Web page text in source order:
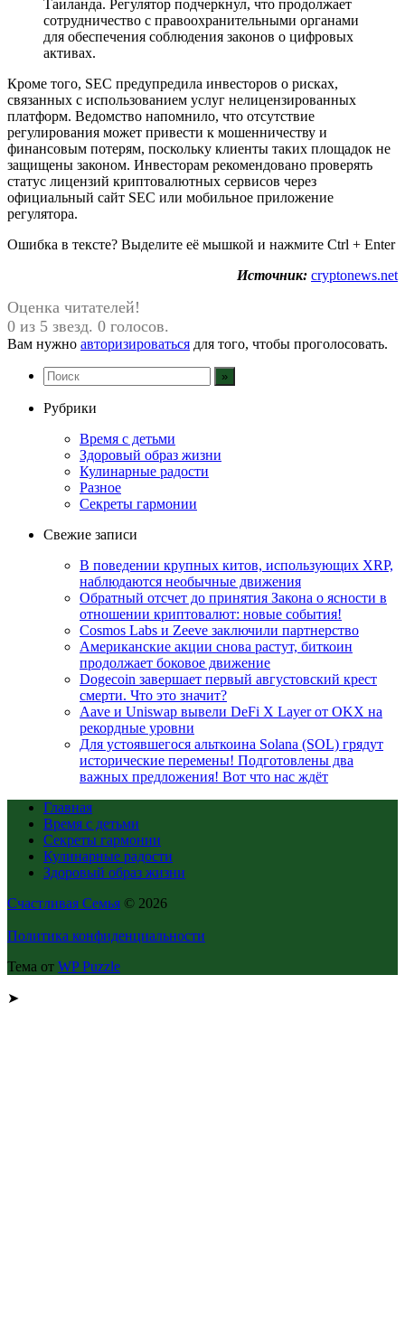
Таиланда. Регулятор подчеркнул, что продолжает
сотрудничество с правоохранительными органами
для обеспечения соблюдения законов о цифровых
активах.
Кроме того, SEC предупредила инвесторов о рисках,
связанных с использованием услуг нелицензированных
платформ. Ведомство напомнило, что отсутствие
регулирования может привести к мошенничеству и
финансовым потерям, поскольку клиенты таких площадок не
защищены законом. Инвесторам рекомендовано проверять
статус лицензий криптовалютных сервисов через
официальный сайт SEC или мобильное приложение
регулятора.
Ошибка в тексте? Выделите её мышкой и нажмите Ctrl + Enter
Источник: cryptonews.net
Оценка читателей!
0 из 5 звезд. 0 голосов.
Вам нужно авторизироваться для того, чтобы проголосовать.
Рубрики
Время с детьми
Здоровый образ жизни
Кулинарные радости
Разное
Секреты гармонии
Свежие записи
В поведении крупных китов, использующих XRP,
наблюдаются необычные движения
Обратный отсчет до принятия Закона о ясности в
отношении криптовалют: новые события!
Cosmos Labs и Zeeve заключили партнерство
Американские акции снова растут, биткоин
продолжает боковое движение
Dogecoin завершает первый августовский крест
смерти. Что это значит?
Aave и Uniswap вывели DeFi X Layer от OKX на
рекордные уровни
Для устоявшегося альткоина Solana (SOL) грядут
исторические перемены! Подготовлены два
важных предложения! Вот что нас ждёт
Главная
Время с детьми
Секреты гармонии
Кулинарные радости
Здоровый образ жизни
Счастливая Семья © 2026
Политика конфиденциальности
Тема от WP Puzzle
➤